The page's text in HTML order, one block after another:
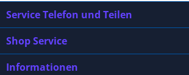
Service Telefon und Teilen
Shop Service
Informationen